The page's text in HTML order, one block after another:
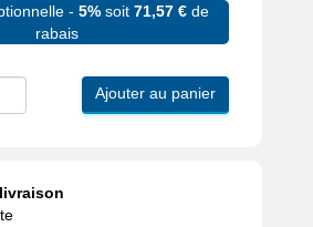
- 5%soit 71,57 €de
rabais
Ajouter au panier